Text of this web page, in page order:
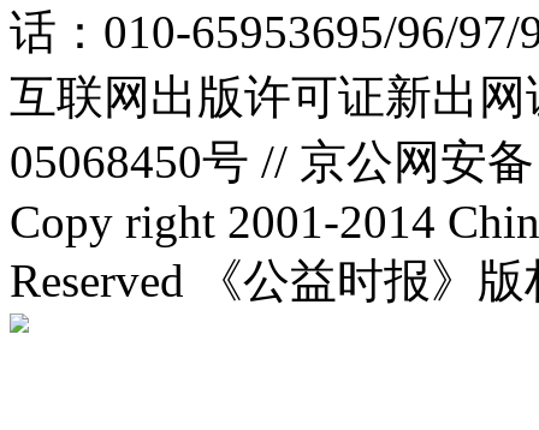
话：010-65953695/96/
互联网出版许可证新出
05068450号 // 京公网安
Copy right 2001-2014
Reserved 《公益时报》